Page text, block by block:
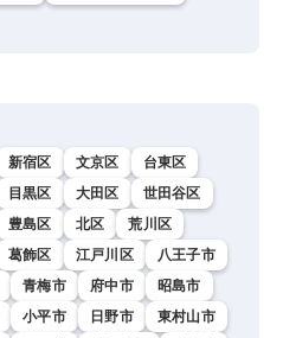
新宿区 文京区
台東区
目黒区 大田区
世田谷区
豊島区 北区
荒川区
葛飾区 江戸川区
八王子市
青梅市 府中市
昭島市
小平市 日野市
東村山市